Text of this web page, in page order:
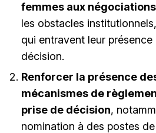
femmes aux
les obstacles
qui entravent leur
décision.
Renforcer la présence
mécanismes de
prise de décision,
nomination à des postes